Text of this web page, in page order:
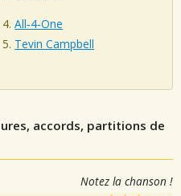
All‐4‐One
Tevin Campbell
accords, partitions de
Notez la chanson !